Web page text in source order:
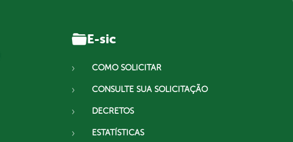
E-sic
COMO SOLICITAR
CONSULTE SUA SOLICITAÇÃO
DECRETOS
ESTATÍSTICAS